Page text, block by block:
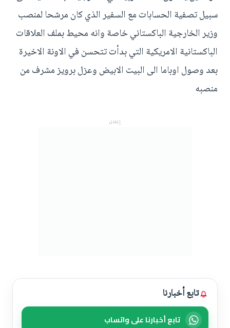
سبيل تصفية الحسابات مع السفير الذي كان مرشحا لمنصب
وزير الخارجية الباكستاني خاصة وانه محيط بملف العلاقات
الباكستانية الامريكية التي بدأت تتحسن في الاونة الاخيرة
بعد وصول اوباما الى البيت الابيض وعزل برويز مشرف من
منصبه
إعلان
تابع أخبارنا
تابع أخبارنا على واتساب